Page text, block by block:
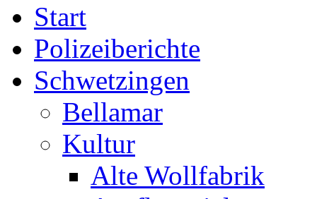
Start
Polizeiberichte
Schwetzingen
Bellamar
Kultur
Alte Wollfabrik